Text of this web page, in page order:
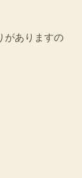
がありますの